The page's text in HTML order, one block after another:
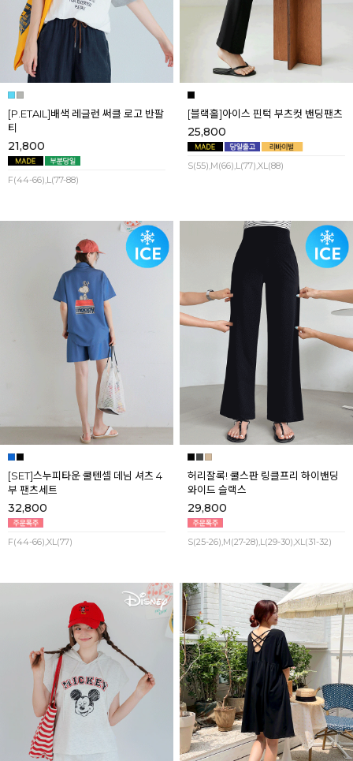
[P.ETAIL]배색 레글런 써클 로고 반팔
티
21,800
F(44-66),L(77-88)
[블랙홀]아이스 핀턱 부츠컷 밴딩팬츠
25,800
S(55),M(66),L(77),XL(88)
[SET]스누피타운 쿨텐셀 데님 셔츠 4
부 팬츠세트
32,800
F(44-66),XL(77)
허리잘록! 쿨스판 링클프리 하이밴딩
와이드 슬랙스
29,800
S(25-26),M(27-28),L(29-30),XL(31-32)